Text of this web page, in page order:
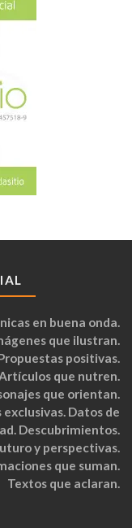
en buena onda.
que ilustran.
positivas.
que nutren.
que orientan.
Datos de
Descubrimientos.
y perspectivas.
que suman.
Textos que aclaran.